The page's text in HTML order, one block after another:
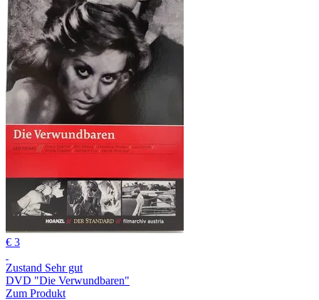
€ 3
Zustand Sehr gut
DVD "Die Verwundbaren"
Zum Produkt